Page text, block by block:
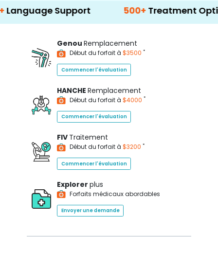
Support 500+ Treatment Options
Genou Remplacement
Début du forfait à $3500 *
Commencer l'évaluation
HANCHE Remplacement
Début du forfait à $4000 *
Commencer l'évaluation
FIV Traitement
Début du forfait à $3200 *
Commencer l'évaluation
Explorer plus
Forfaits médicaux abordables
Envoyer une demande